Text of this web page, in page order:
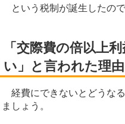
という税制が誕生したので
「交際費の倍以上
い」と言われた理由
経費にできないとどうな
ましょう。